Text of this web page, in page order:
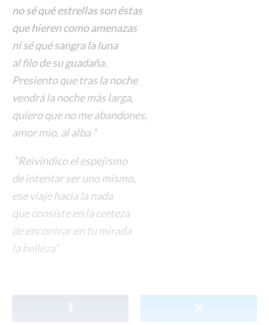
no sé qué estrellas son éstas
que hieren como amenazas
ni sé qué sangra la luna
al filo de su guadaña.
Presiento que tras la noche
vendrá la noche más larga,
quiero que no me abandones,
amor mío, al alba “
“Reivindico el espejismo
de intentar ser uno mismo,
ese viaje hacia la nada
que consiste en la certeza
de encontrar en tu mirada
la belleza”